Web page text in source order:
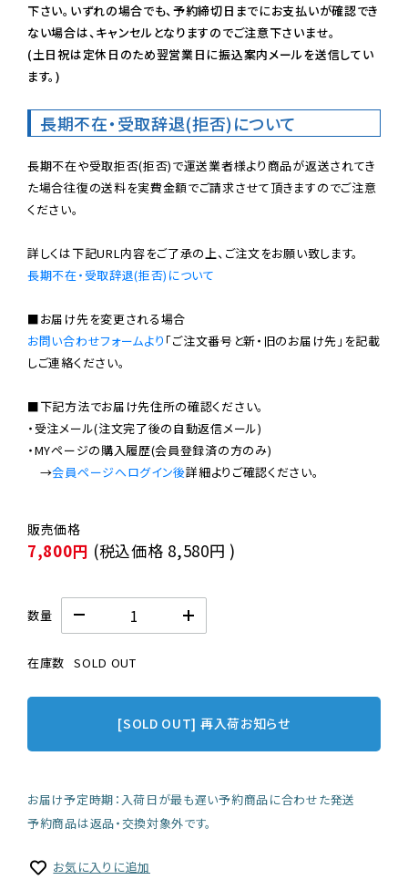
下さい。いずれの場合でも、予約締切日までにお支払いが確認でき
ない場合は、キャンセルとなりますのでご注意下さいませ。
(土日祝は定休日のため翌営業日に振込案内メールを送信してい
ます。)
長期不在・受取辞退(拒否)について
長期不在や受取拒否(拒否)で運送業者様より商品が返送されてき
た場合往復の送料を実費金額でご請求させて頂きますのでご注意
ください。
長期不在・受取辞退(拒否)について
お問い合わせフォームより 「ご注文番号と新・旧のお届け先」を記載
しご連絡ください。
■下記方法でお届け先住所の確認ください。
・受注メール(注文完了後の自動返信メール)
・MYページの購入履歴(会員登録済の方のみ)
→会員ページへログイン後
7,800円 (税込価格 8,580円 )
数量
在庫数 SOLD OUT
[SOLD OUT] 再入荷お知らせ
お届け予定時期：入荷日が最も遅い予約商品に合わせた発送
予約商品は返品・交換対象外です。
お気に入りに追加